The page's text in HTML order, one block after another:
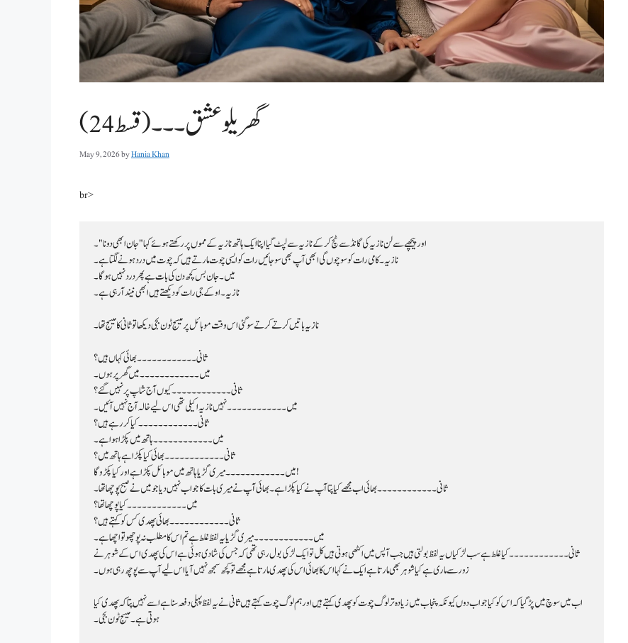
گھریلو عشق۔۔۔(قسط 24)
May 9, 2026byHania Khan
br>
اور پیچھے سے لن نازیہ کی گانڈ سے ٹچ کر کے نازیہ سے لپٹ گیا اپنا ایک ہاتھ نازیہ کے مموں پر رکھتے ہوئے کہا "جان ابھی دو نا"۔
نازیہ۔ کامی رات کو سوچوں گی ابھی آپ بھی سو جائیں رات کو ایسی چوت مارتے ہیں کہ چوت میں درد ہونے لگتا ہے۔
میں۔ جان بس کچھ دن کی بات ہے پھر درد نہیں ہو گا۔
نازیہ۔ اوکے جی رات کو دیکھتے ہیں ابھی نیند آرہی ہے۔
نازیہ باتیں کرتے کرتے سو گئی اس وقت موبائل پر میسج ٹون بجی دیکھا تو ثانی کا میسج تھا۔
ثانی۔۔۔۔۔۔۔۔۔۔۔۔ بھائی کہاں ہیں؟
میں۔۔۔۔۔۔۔۔۔۔۔۔ میں گھر پر ہوں۔
ثانی۔۔۔۔۔۔۔۔۔۔۔۔ کیوں آج شاپ پر نہیں گئے؟
میں۔۔۔۔۔۔۔۔۔۔۔۔ نہیں نازیہ اکیلی تھی اس لیے خالہ آج نہیں آئیں۔
ثانی۔۔۔۔۔۔۔۔۔۔۔۔ کیا کر رہے ہیں؟
میں۔۔۔۔۔۔۔۔۔۔۔۔ ہاتھ میں پکڑا ہوا ہے۔
ثانی۔۔۔۔۔۔۔۔۔۔۔۔ بھائی کیا پکڑا ہے ہاتھ میں؟
میں۔۔۔۔۔۔۔۔۔۔۔۔ میری گڑیا ہاتھ میں موبائل پکڑا ہے اور کیا پکڑو گا!
ثانی۔۔۔۔۔۔۔۔۔۔۔۔ بھائی اب مجھے کیا پتا آپ نے کیا پکڑا ہے۔ بھائی آپ نے میری بات کا جواب نہیں دیا جو میں نے صبح پوچھا تھا۔
میں۔۔۔۔۔۔۔۔۔۔۔۔ کیا پوچھا تھا؟
ثانی۔۔۔۔۔۔۔۔۔۔۔۔ بھائی پھدی کس کو کہتے ہیں؟
میں۔۔۔۔۔۔۔۔۔۔۔۔ میری گڑیا یہ لفظ غلط ہے تم اس کا مطلب نہ پوچھو تو اچھا ہے۔
زور سے ماری ہے کیا شوہر بھی مارتا ہے ایک نے کہا اس کا بھائی اس کی پھدی مارتا ہے مجھے تو کچھ سمجھ نہیں آیا اس لیے آپ سے پوچھ رہی ہوں۔
ہوتی ہے۔ میسج ٹون بجی۔